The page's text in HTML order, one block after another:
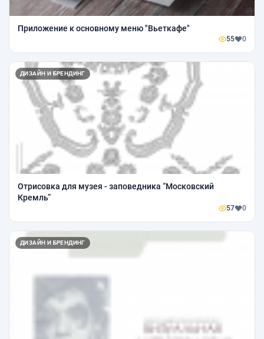
Приложение к основному меню "Вьеткафе"
55 0
ДИЗАЙН И БРЕНДИНГ
Отрисовка для музея - заповедника “Московский
Кремль”
57 0
ДИЗАЙН И БРЕНДИНГ